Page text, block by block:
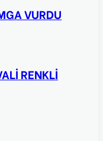
VURDU
RENKLİ